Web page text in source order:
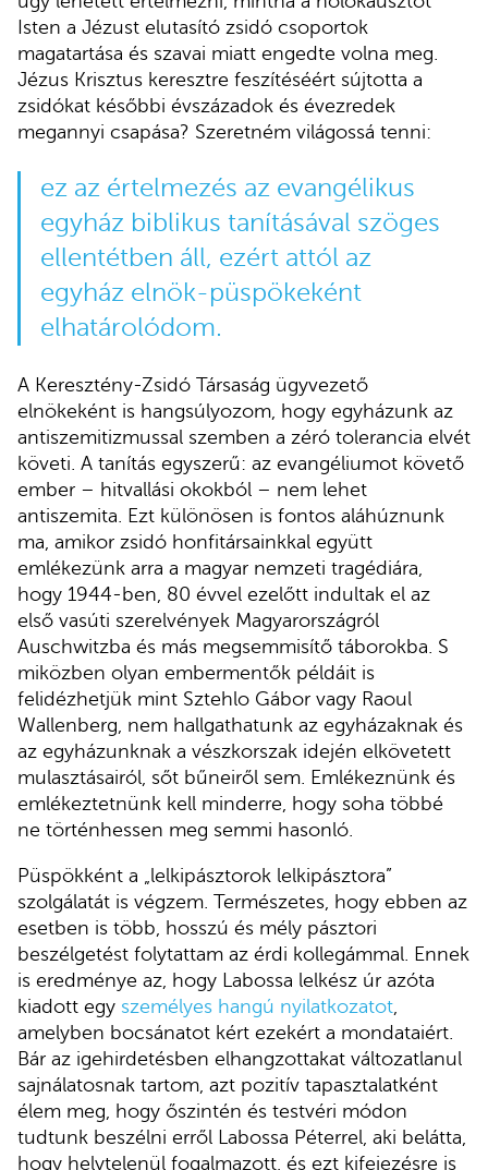
Isten a Jézust elutasító zsidó csoportok
magatartása és szavai miatt engedte volna meg.
Jézus Krisztus keresztre feszítéséért sújtotta a
zsidókat későbbi évszázadok és évezredek
megannyi csapása? Szeretném világossá tenni:
ez az értelmezés az evangélikus
egyház biblikus tanításával szöges
ellentétben áll, ezért attól az
egyház elnök-püspökeként
elhatárolódom.
A Keresztény-Zsidó Társaság ügyvezető
elnökeként is hangsúlyozom, hogy egyházunk az
antiszemitizmussal szemben a zéró tolerancia elvét
követi. A tanítás egyszerű: az evangéliumot követő
ember – hitvallási okokból – nem lehet
antiszemita. Ezt különösen is fontos aláhúznunk
ma, amikor zsidó honfitársainkkal együtt
emlékezünk arra a magyar nemzeti tragédiára,
hogy 1944-ben, 80 évvel ezelőtt indultak el az
első vasúti szerelvények Magyarországról
Auschwitzba és más megsemmisítő táborokba. S
miközben olyan embermentők példáit is
felidézhetjük mint Sztehlo Gábor vagy Raoul
Wallenberg, nem hallgathatunk az egyházaknak és
az egyházunknak a vészkorszak idején elkövetett
mulasztásairól, sőt bűneiről sem. Emlékeznünk és
emlékeztetnünk kell minderre, hogy soha többé
ne történhessen meg semmi hasonló.
Püspökként a „lelkipásztorok lelkipásztora”
szolgálatát is végzem. Természetes, hogy ebben az
esetben is több, hosszú és mély pásztori
beszélgetést folytattam az érdi kollegámmal. Ennek
is eredménye az, hogy Labossa lelkész úr azóta
kiadott egy személyes hangú nyilatkozatot,
amelyben bocsánatot kért ezekért a mondataiért.
Bár az igehirdetésben elhangzottakat változatlanul
sajnálatosnak tartom, azt pozitív tapasztalatként
élem meg, hogy őszintén és testvéri módon
tudtunk beszélni erről Labossa Péterrel, aki belátta,
hogy helytelenül fogalmazott, és ezt kifejezésre is